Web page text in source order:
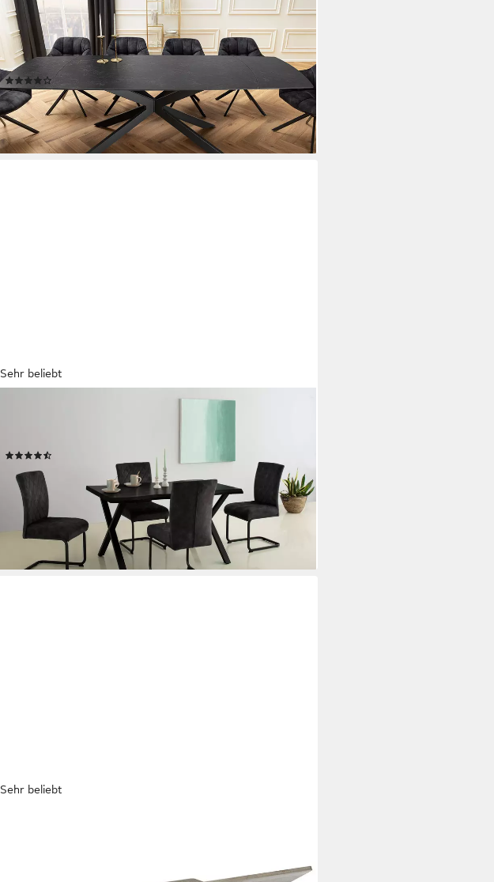
Esstisch COSMOS 160-240cm grau/schwarz - Keramik,
Metallgestell, ausziehbar (Einzelartikel, 1-St),
verlängerbarer Konferenztisch für 12 Personen - ideal für
Essbereich
(1)
599,95 €
lieferbar - in 6-7 Werktagen bei dir
Sehr beliebt
ab 189,99 € 300,99 €
-37%
lieferbar - in 2-4 Werktagen bei dir
Sehr beliebt